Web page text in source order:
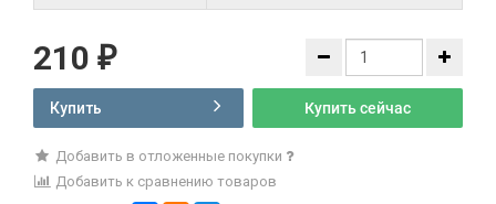
210 ₽
Купить Купить сейчас
Добавить в отложенные покупки
Добавить к сравнению товаров